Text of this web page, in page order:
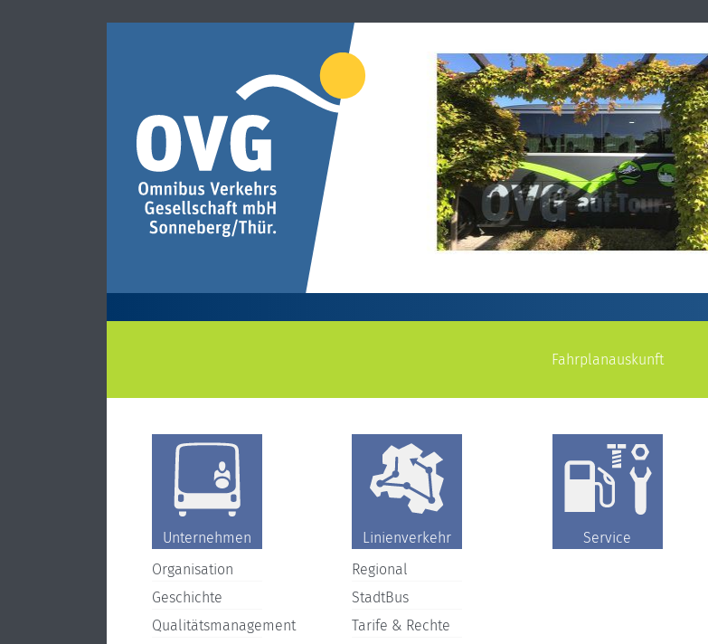
Fahrplanauskunft
Unternehmen
Organisation
Geschichte
Qualitätsmanagement
Linienverkehr
Regional
StadtBus
Tarife & Rechte
Service